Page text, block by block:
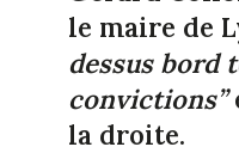
le maire de
dessus bord
convictions”
la droite.